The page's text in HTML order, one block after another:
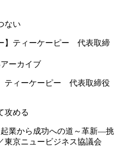
ない
ーカイブ
ティーケーピー 代表取締役
攻める